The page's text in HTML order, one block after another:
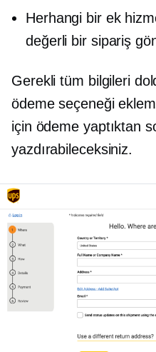
Herhangi bir ek
değerli bir sipariş
Gerekli tüm bilgileri
ödeme seçeneği
için ödeme yaptıktan
yazdırabileceksiniz.